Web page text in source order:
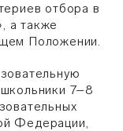
отбора в
а также
Положении.
7–8
Федерации,